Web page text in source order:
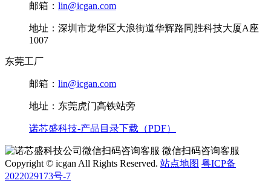
邮箱： lin@icgan.com
地址：深圳市龙华区大浪街道华辉路同胜科技大厦A座
1007
东莞工厂
邮箱： lin@icgan.com
地址：东莞虎门高铁站旁
诺芯盛科技-产品目录下载（PDF）
微信扫码咨询客服
Copyright © icgan All Rights Reserved. 站点地图 粤ICP备
2022029173号-7